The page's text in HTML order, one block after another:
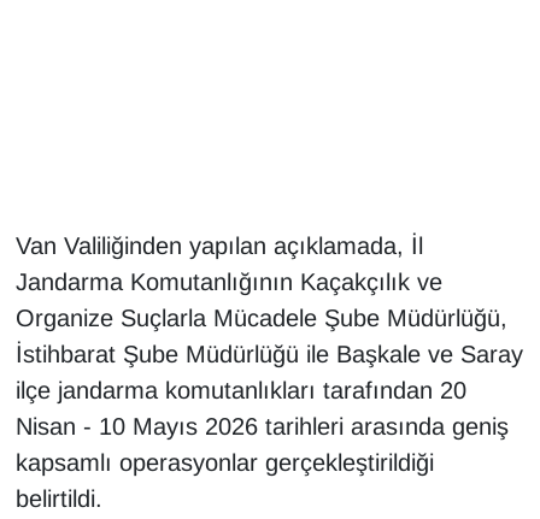
Van Valiliğinden yapılan açıklamada, İl
Jandarma Komutanlığının Kaçakçılık ve
Organize Suçlarla Mücadele Şube Müdürlüğü,
İstihbarat Şube Müdürlüğü ile Başkale ve Saray
ilçe jandarma komutanlıkları tarafından 20
Nisan - 10 Mayıs 2026 tarihleri arasında geniş
kapsamlı operasyonlar gerçekleştirildiği
belirtildi.
İngilizce
Kadın
Kim Kimdir?